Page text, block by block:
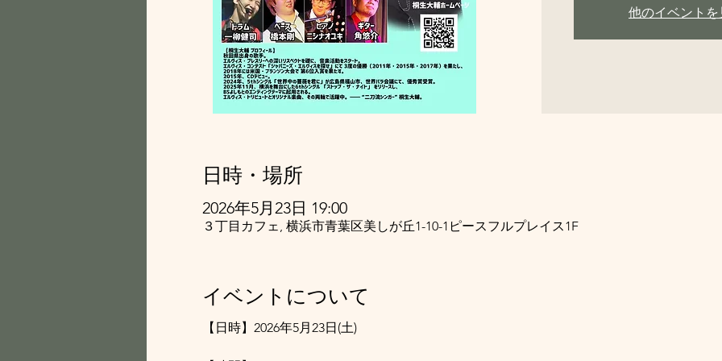
他のイベントを
日時・場所
2026年5月23日 19:00
３丁目カフェ, 横浜市青葉区美しが丘1-10-1ピースフルプレイス1F
イベントについて
【日時】2026年5月23日(土)